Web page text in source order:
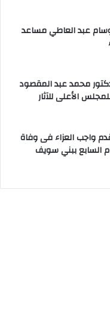
وسام عبد العاطي مساعد
محمد عبد المقصود
الأعلى للآثار
واجب العزاء فى وفاة
السابع ببني سويف